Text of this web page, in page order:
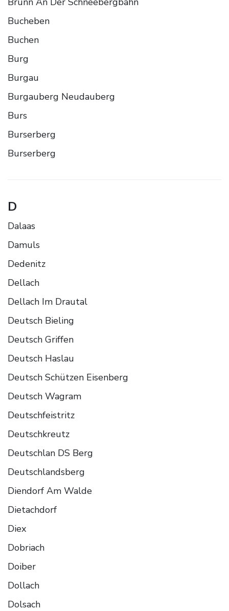
Bucheben
Buchen
Burg
Burgau
Burgauberg Neudauberg
Burs
Burserberg
Burserberg
D
Dalaas
Damuls
Dedenitz
Dellach
Dellach Im Drautal
Deutsch Bieling
Deutsch Griffen
Deutsch Haslau
Deutsch Schützen Eisenberg
Deutsch Wagram
Deutschfeistritz
Deutschkreutz
Deutschlan DS Berg
Deutschlandsberg
Diendorf Am Walde
Dietachdorf
Diex
Dobriach
Doiber
Dollach
Dolsach